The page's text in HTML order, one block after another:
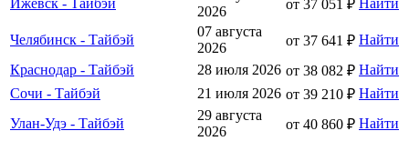
Ижевск - Тайбэй
2026
от 37 051 ₽ Найти
Челябинск - Тайбэй
07 августа
2026
от 37 641 ₽ Найти
Краснодар - Тайбэй
28 июля 2026 от 38 082 ₽ Найти
Сочи - Тайбэй
21 июля 2026 от 39 210 ₽ Найти
Улан-Удэ - Тайбэй
29 августа
2026
от 40 860 ₽ Найти